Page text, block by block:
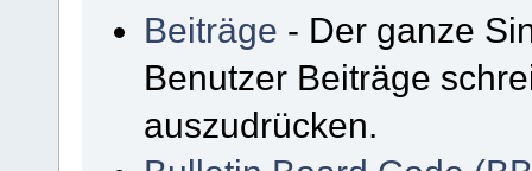
Beiträge - Der ganze
Benutzer Beiträge
auszudrücken.